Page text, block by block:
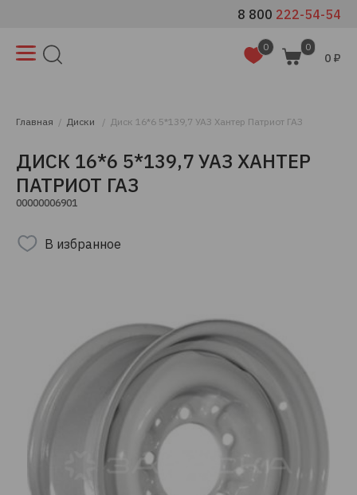
8 800 222-54-54
0 0
0 ₽
Главная Диски Диск 16*6 5*139,7 УАЗ Хантер Патриот ГАЗ
ДИСК 16*6 5*139,7 УАЗ ХАНТЕР
ПАТРИОТ ГАЗ
00000006901
В избранное